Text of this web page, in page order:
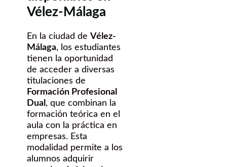
Vélez-Málaga
En la ciudad de Vélez-
Málaga, los estudiantes
tienen la oportunidad
de acceder a diversas
titulaciones de
Formación Profesional
Dual , que combinan la
formación teórica en el
aula con la práctica en
empresas. Esta
modalidad permite a los
alumnos adquirir